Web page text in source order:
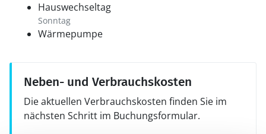
Hauswechseltag
Sonntag
Wärmepumpe
Neben- und Verbrauchskosten
Die aktuellen Verbrauchskosten finden Sie im
nächsten Schritt im Buchungsformular.